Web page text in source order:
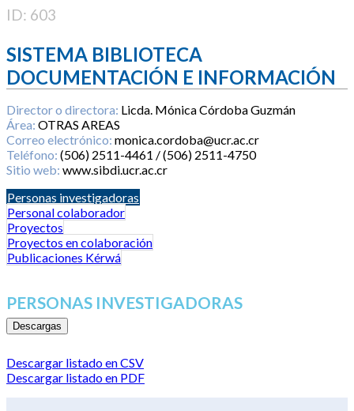
ID: 603
SISTEMA BIBLIOTECA
DOCUMENTACIÓN E INFORMACIÓN
Director o directora: Licda. Mónica Córdoba Guzmán
Área: OTRAS AREAS
Correo electrónico: monica.cordoba@ucr.ac.cr
Teléfono: (506) 2511-4461 / (506) 2511-4750
Sitio web: www.sibdi.ucr.ac.cr
Personas investigadoras
Personal colaborador
Proyectos
Proyectos en colaboración
Publicaciones Kérwá
PERSONAS INVESTIGADORAS
Descargas
Descargar listado en CSV
Descargar listado en PDF